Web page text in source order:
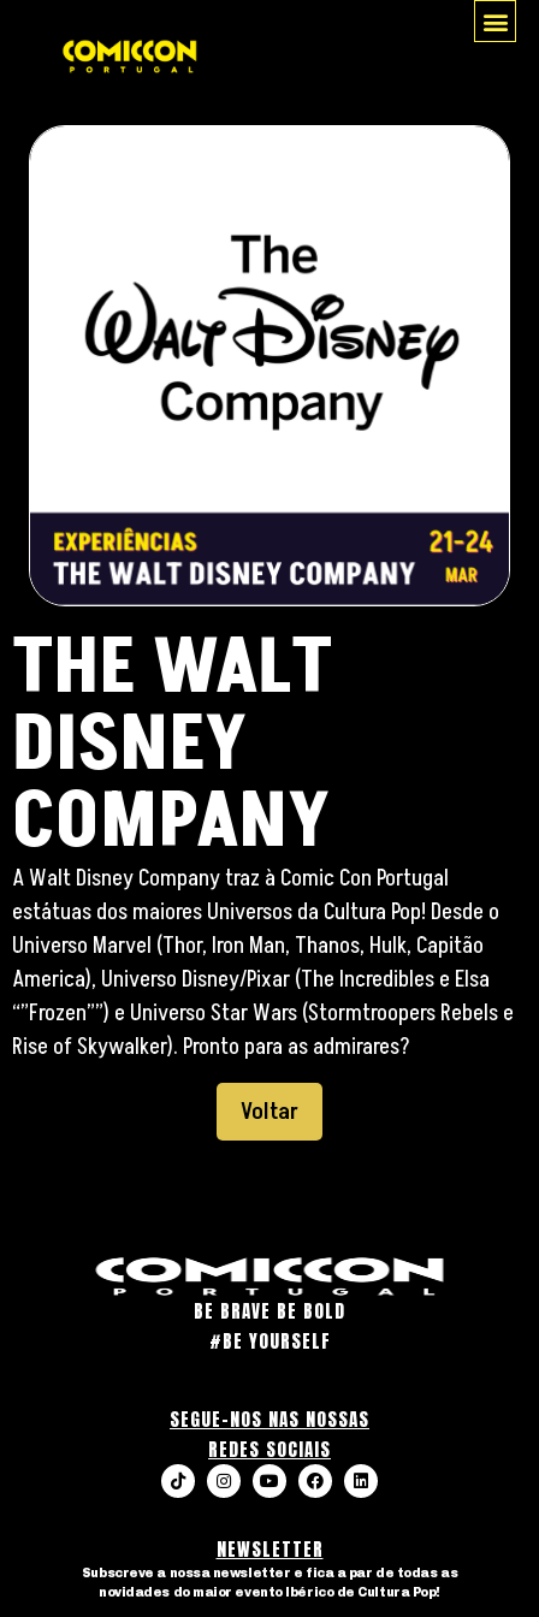
THE WALT
DISNEY
COMPANY
A Walt Disney Company traz à Comic Con Portugal
estátuas dos maiores Universos da Cultura Pop! Desde o
Universo Marvel (Thor, Iron Man, Thanos, Hulk, Capitão
America), Universo Disney/Pixar (The Incredibles e Elsa
“”Frozen””) e Universo Star Wars (Stormtroopers Rebels e
Rise of Skywalker). Pronto para as admirares?
Voltar
BE BRAVE BE BOLD
#BE YOURSELF
SEGUE-NOS NAS NOSSAS
REDES SOCIAIS
NEWSLETTER
Subscreve a nossa newsletter e fica a par de todas as
novidades do maior evento Ibérico de Cultura Pop!